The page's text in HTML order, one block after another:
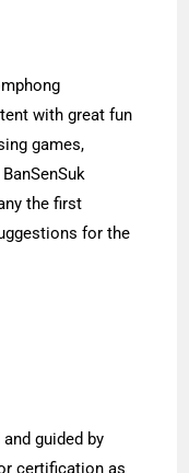
with great fun
games,
the first
for the
guided by
certification as